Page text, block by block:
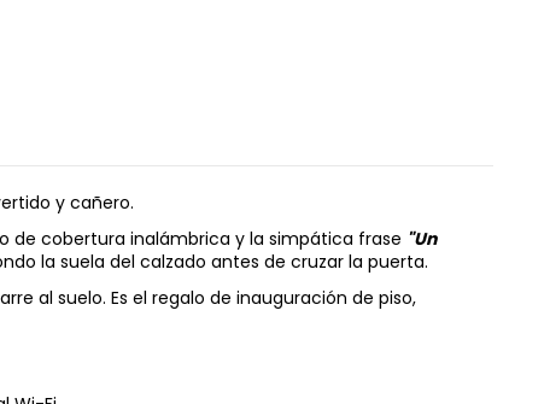
y cañero.
de cobertura inalámbrica y la simpática frase "Un
la suela del calzado antes de cruzar la puerta.
al suelo. Es el regalo de inauguración de piso,